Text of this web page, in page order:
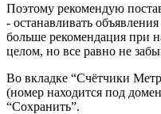
Поэтому рекомендую
- останавливать
больше рекомендация при
целом, но все равно не
Во вкладке “Счётчики
(номер находится под
“Сохранить”.